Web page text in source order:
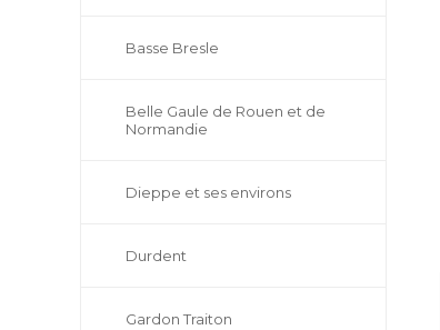
Basse Bresle
Belle Gaule de Rouen et de
Normandie
Dieppe et ses environs
Durdent
Gardon Traiton